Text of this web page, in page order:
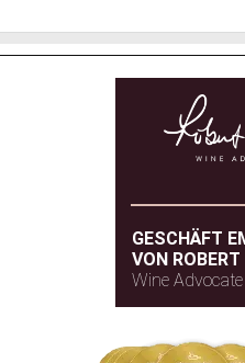
GESCHÄFT
VON ROBERT
Wine